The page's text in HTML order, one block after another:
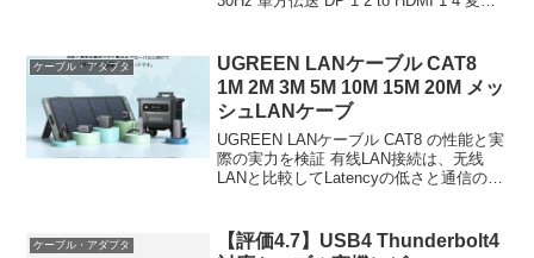
ケーブル・アダプタ
UGREEN LANケーブル CAT8
1M 2M 3M 5M 10M 15M 20M メッ
シュLANケーブ
UGREEN LANケーブル CAT8 の性能と実
際の実力を検証 有线LAN接続は、无线
LANと比較してLatencyの低さと通信の安
レイや大容量ファイルの転送、4K・...
ケーブル・アダプタ
【評価4.7】USB4 Thunderbolt4